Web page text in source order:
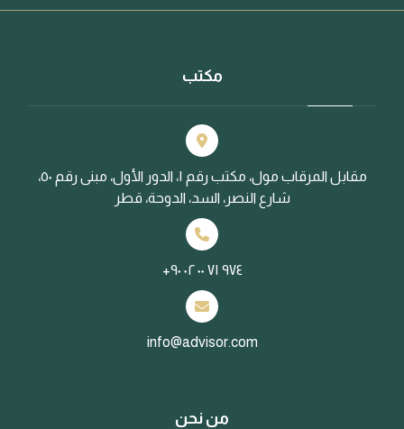
مكتب
مقابل المرقاب مول، مكتب رقم ١، الدور الأول، مبنى رقم ٥٠،
شارع النصر، السد، الدوحة، قطر
+٩٧٤ ٧١ ٠٠ ٠٢ ٩٠
info@advisor.com
من نحن